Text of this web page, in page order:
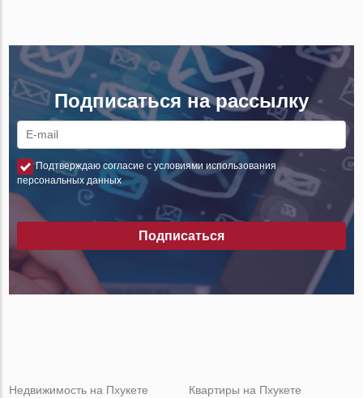
Подписаться на рассылку
Подтверждаю согласие с условиями использования
персональных данных
Подписаться
Недвижимость на Пхукете
Квартиры на Пхукете